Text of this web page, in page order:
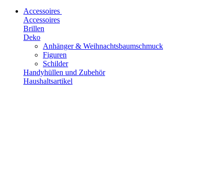
Accessoires
Accessoires
Brillen
Deko
Anhänger & Weihnachtsbaumschmuck
Figuren
Schilder
Handyhüllen und Zubehör
Haushaltsartikel